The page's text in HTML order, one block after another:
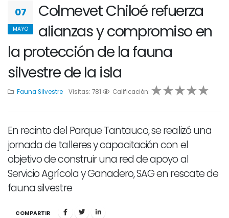
07
MAYO
Colmevet Chiloé refuerza
alianzas y compromiso en
la protección de la fauna
silvestre de la isla
Fauna Silvestre Visitas: 781 Calificación:
1 2 3 4 5
En recinto del Parque Tantauco, se realizó una
jornada de talleres y capacitación con el
objetivo de construir una red de apoyo al
Servicio Agrícola y Ganadero, SAG en rescate de
fauna silvestre
COMPARTIR